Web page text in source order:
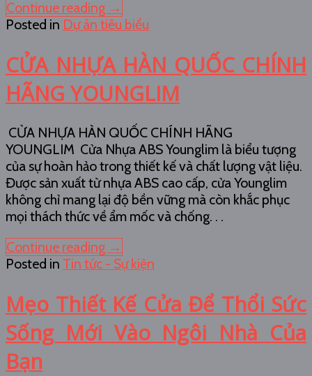
Continue reading →
Posted in Dự án tiêu biểu
CỬA NHỰA HÀN QUỐC CHÍNH
HÃNG YOUNGLIM
CỬA NHỰA HÀN QUỐC CHÍNH HÃNG
YOUNGLIM Cửa Nhựa ABS Younglim là biểu tượng
của sự hoàn hảo trong thiết kế và chất lượng vật liệu.
Được sản xuất từ nhựa ABS cao cấp, cửa Younglim
không chỉ mang lại độ bền vững mà còn khắc phục
mọi thách thức về ẩm mốc và chống. . .
Continue reading →
Posted in Tin tức - Sự kiện
Mẹo Thiết Kế Cửa Để Thổi Sức
Sống Mới Vào Ngôi Nhà Của
Bạn